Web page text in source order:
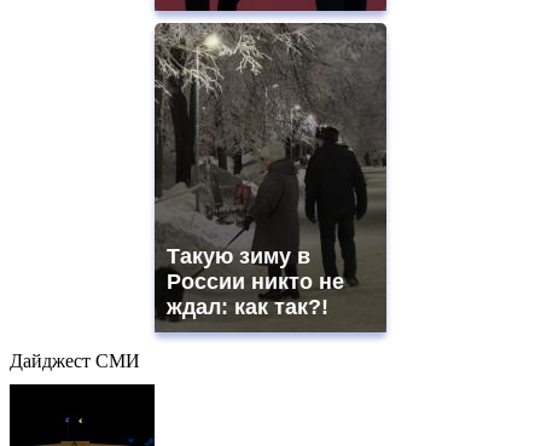
Такую зиму в
России никто не
ждал: как так?!
Дайджест СМИ